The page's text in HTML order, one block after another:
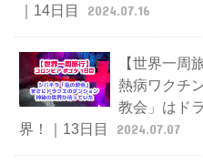
｜14日目
2024.07.16
【世界一周
熱病ワクチ
教会」はド
界！｜13日目
2024.07.07